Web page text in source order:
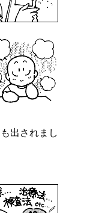
出されまし